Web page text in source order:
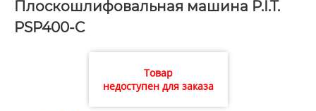
Плоскошлифовальная машина P.I.T.
PSP400-C
Товар
недоступен для заказа